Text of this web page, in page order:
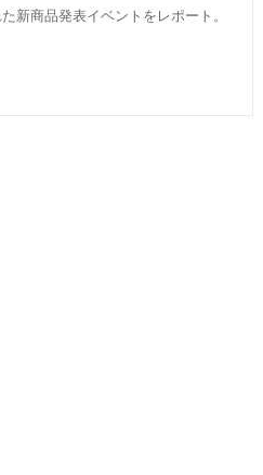
新商品発表イベントをレポート。